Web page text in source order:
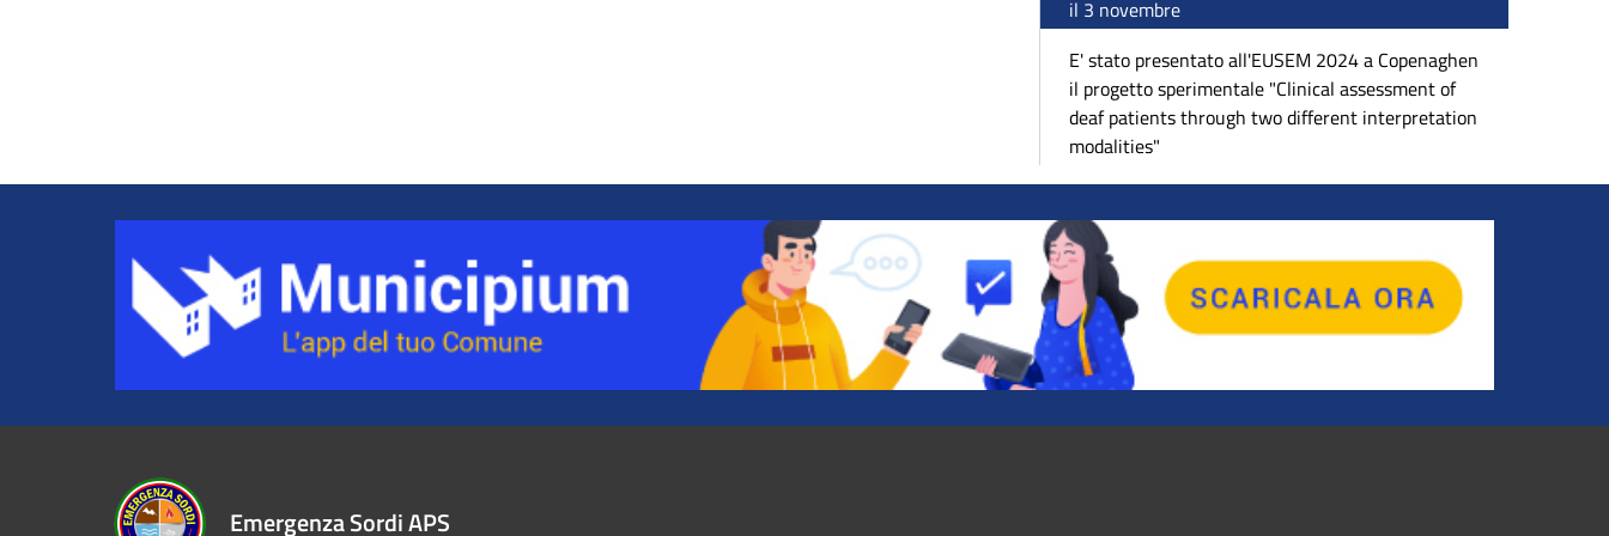
il 3 novembre
E' stato presentato all'EUSEM 2024 a Copenaghen
il progetto sperimentale "Clinical assessment of
deaf patients through two different interpretation
modalities"
Emergenza Sordi APS